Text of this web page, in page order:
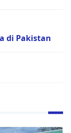
di Pakistan